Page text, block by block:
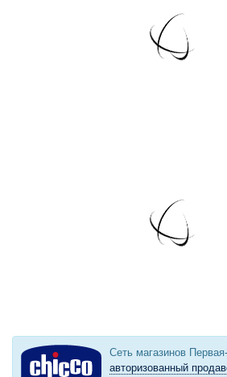
Сеть магазинов
авторизованный